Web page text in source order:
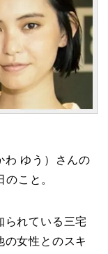
わ ゆう）さんの
こと。
られている三宅
の女性とのスキ